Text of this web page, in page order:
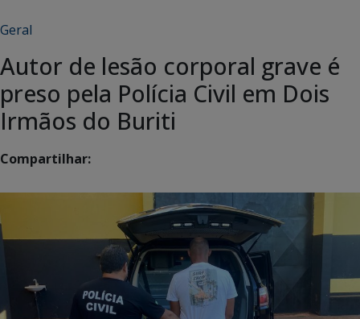
Geral
Autor de lesão corporal grave é
preso pela Polícia Civil em Dois
Irmãos do Buriti
Compartilhar: